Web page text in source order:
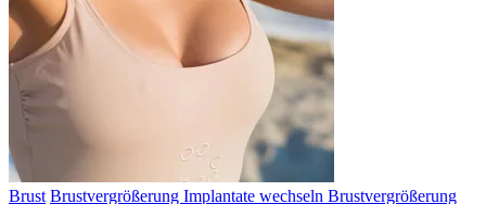
Brust Brustvergrößerung Implantate wechseln Brustvergrößerung